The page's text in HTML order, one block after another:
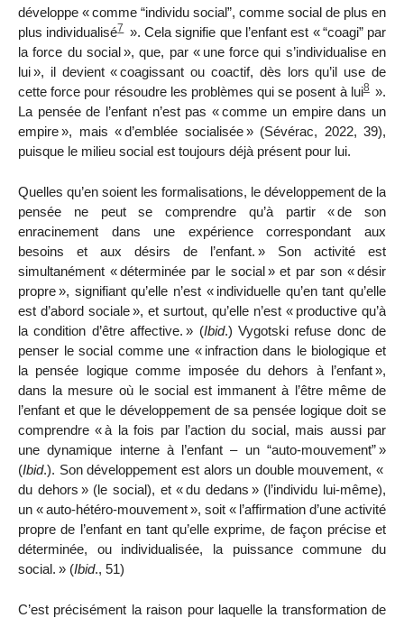
développe «comme “individu social”, comme social de plus en
plus individualisé7 ». Cela signifie que l’enfant est «“coagi” par
la force du social», que, par « une force qui s’individualise en
lui», il devient « coagissant ou coactif, dès lors qu’il use de
cette force pour résoudre les problèmes qui se posent à lui8 ».
La pensée de l’enfant n’est pas «comme un empire dans un
empire», mais «d’emblée socialisée » (Sévérac, 2022, 39),
puisque le milieu social est toujours déjà présent pour lui.
Quelles qu’en soient les formalisations, le développement de la
pensée ne peut se comprendre qu’à partir «de son
enracinement dans une expérience correspondant aux
besoins et aux désirs de l’enfant. » Son activité est
simultanément «déterminée par le social » et par son «désir
propre», signifiant qu’elle n’est « individuelle qu’en tant qu’elle
est d’abord sociale», et surtout, qu’elle n’est « productive qu’à
la condition d’être affective. » (Ibid.) Vygotski refuse donc de
penser le social comme une « infraction dans le biologique et
la pensée logique comme imposée du dehors à l’enfant»,
dans la mesure où le social est immanent à l’être même de
l’enfant et que le développement de sa pensée logique doit se
comprendre « à la fois par l’action du social, mais aussi par
une dynamique interne à l’enfant – un “auto-mouvement”»
(Ibid.). Son développement est alors un double mouvement, «
du dehors » (le social), et «du dedans » (l’individu lui-même),
un «auto-hétéro-mouvement», soit « l’affirmation d’une activité
propre de l’enfant en tant qu’elle exprime, de façon précise et
déterminée, ou individualisée, la puissance commune du
social. » (Ibid., 51)
C’est précisément la raison pour laquelle la transformation de